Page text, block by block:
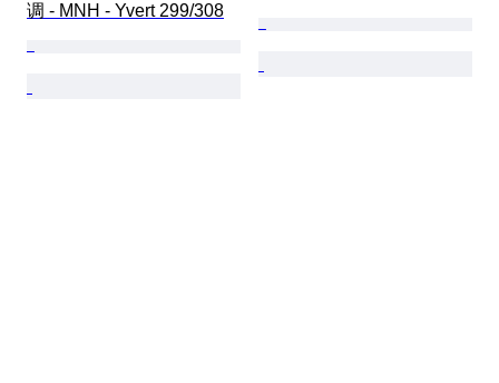
调 - MNH - Yvert 299/308